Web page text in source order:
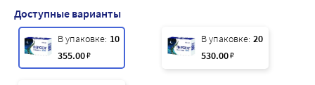
Доступные варианты
В упаковке: 10
355.00₽
В упаковке: 20
530.00₽